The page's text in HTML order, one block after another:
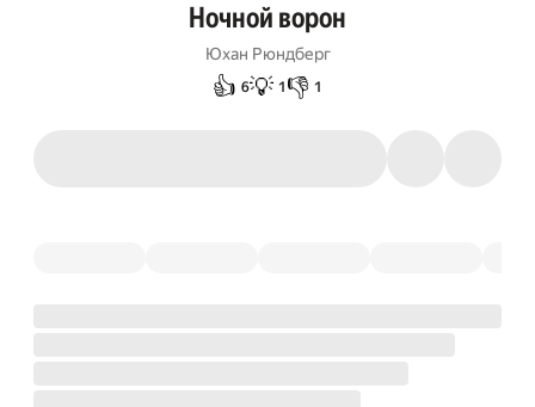
Ночной ворон
Юхан Рюндберг
👍 6💡 1 👎 1